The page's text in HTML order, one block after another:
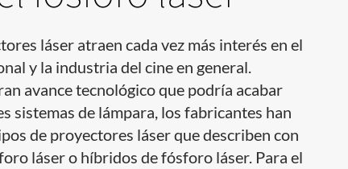
láser atraen cada vez más interés en el
y la industria del cine en general.
avance tecnológico que podría acabar
sistemas de lámpara, los fabricantes han
de proyectores láser que describen con
láser o híbridos de fósforo láser. Para el